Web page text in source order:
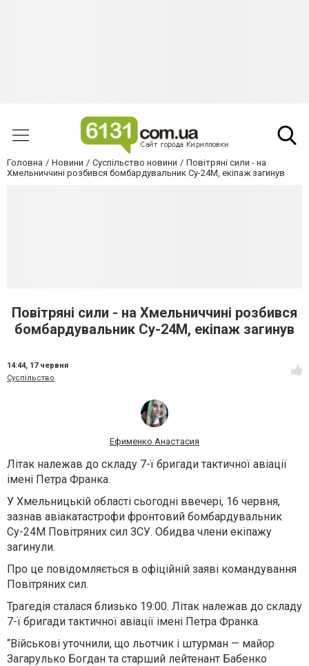
Головна Новини Суспільство новини
Повітряні сили - на
Хмельниччині розбився бомбардувальник Су-24М, екіпаж загинув
Повітряні сили - на Хмельниччині розбився
бомбардувальник Су-24М, екіпаж загинув
14:44, 17 червня
Суспільство
Ефименко Анастасия
Літак належав до складу 7-ї бригади тактичної авіації
імені Петра Франка.
У Хмельницькій області сьогодні ввечері, 16 червня,
зазнав авіакатастрофи фронтовий бомбардувальник
Су-24М Повітряних сил ЗСУ. Обидва члени екіпажу
загинули.
Про це повідомляється в офіційній заяві командування
Повітряних сил.
Трагедія сталася близько 19:00. Літак належав до складу
7-ї бригади тактичної авіації імені Петра Франка.
“Військові уточнили, що льотчик і штурман — майор
Загарулько Богдан та старший лейтенант Бабенко